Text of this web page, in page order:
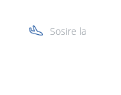
Sosire la